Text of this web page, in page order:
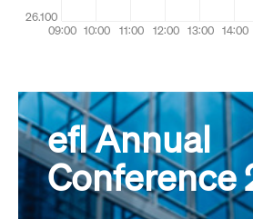
efl Annual
Conference